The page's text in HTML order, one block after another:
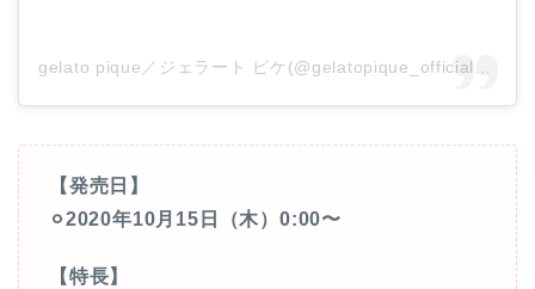
gelato pique／ジェラート ピケ(@gelatopique_official)がシェアした投稿
【発売日】
⚪︎2020年10月15日（木）0:00〜
【特長】